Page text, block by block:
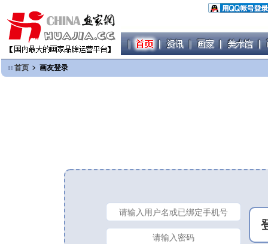
首页 ﹥ 画友登录